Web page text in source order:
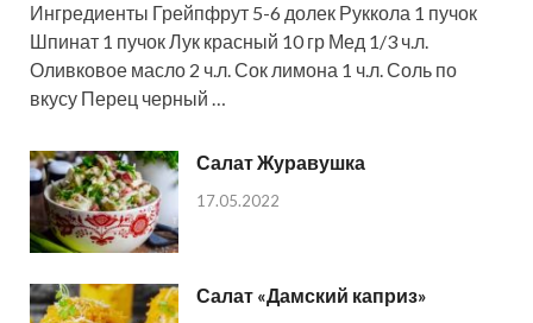
Ингредиенты Грейпфрут 5-6 долек Руккола 1 пучок
Шпинат 1 пучок Лук красный 10 гр Мед 1/3 ч.л.
Оливковое масло 2 ч.л. Сок лимона 1 ч.л. Соль по
вкусу Перец черный …
Салат Журавушка
17.05.2022
Салат «Дамский каприз»